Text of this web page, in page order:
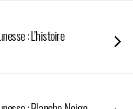
: L’histoire